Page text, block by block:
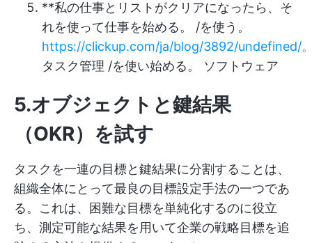
**私の仕事とリストがクリアになったら、そ
れを使って仕事を始める。 /を使う。
https://clickup.com/ja/blog/3892/undefined/
タスク管理 /を使い始める。 ソフトウェア
5.オブジェクトと鍵結果
（OKR）を試す
タスクを一連の目標と鍵結果に分割することは、
組織全体にとって最良の目標設定手法の一つであ
る。これは、困難な目標を単純化するのに役立
ち、測定可能な結果を用いて企業の戦略目標を追